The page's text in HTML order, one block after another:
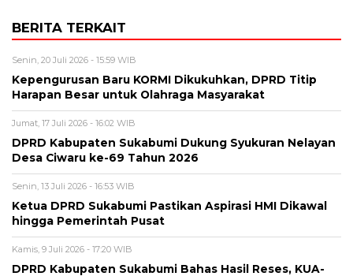
BERITA TERKAIT
Senin, 20 Juli 2026 - 15:59 WIB
Kepengurusan Baru KORMI Dikukuhkan, DPRD Titip
Harapan Besar untuk Olahraga Masyarakat
Jumat, 17 Juli 2026 - 16:02 WIB
DPRD Kabupaten Sukabumi Dukung Syukuran Nelayan
Desa Ciwaru ke-69 Tahun 2026
Senin, 13 Juli 2026 - 16:53 WIB
Ketua DPRD Sukabumi Pastikan Aspirasi HMI Dikawal
hingga Pemerintah Pusat
Kamis, 9 Juli 2026 - 17:20 WIB
DPRD Kabupaten Sukabumi Bahas Hasil Reses, KUA-